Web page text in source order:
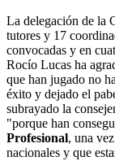
La delegación de la
tutores y 17
convocadas y en
Rocío Lucas ha
que han jugado no
éxito y dejado el
subrayado la
"porque han
Profesional, una
nacionales y que